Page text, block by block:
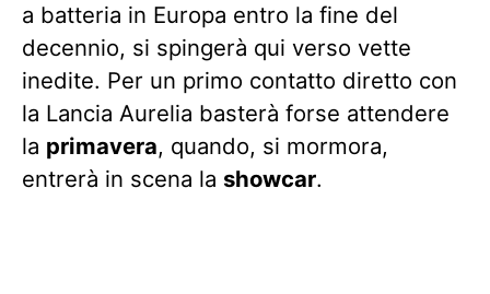
a batteria in Europa entro la fine del
decennio, si spingerà qui verso vette
inedite. Per un primo contatto diretto con
la Lancia Aurelia basterà forse attendere
la primavera, quando, si mormora,
entrerà in scena la showcar.